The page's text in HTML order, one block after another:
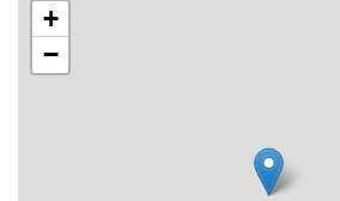
+
−